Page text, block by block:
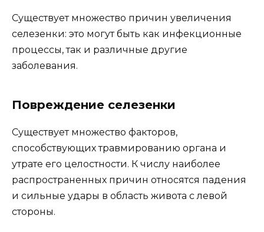
Существует множество причин увеличения
селезенки: это могут быть как инфекционные
процессы, так и различные другие
заболевания.
Повреждение селезенки
Существует множество факторов,
способствующих травмированию органа и
утрате его целостности. К числу наиболее
распространенных причин относятся падения
и сильные удары в область живота с левой
стороны.